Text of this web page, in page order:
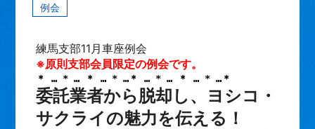
例会
練馬支部11月車座例会
※原則支部会員限定の例会です。
＊ … * … ＊ … * …＊ … * … ＊ … * …＊
委託業者から脱却し、ヨシコ・
サクライの魅力を伝える！